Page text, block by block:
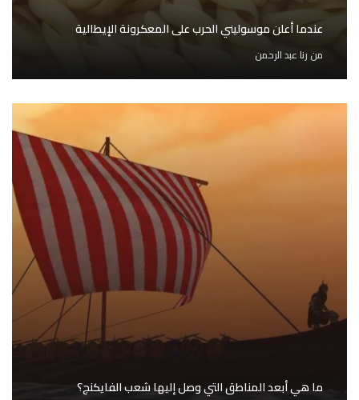
عندما أعلن موسوليني الحرب على المعكرونة الإيطالية
من رنا عبد الرحمن
ما هي أبعد المناطق التي وصل إليها شعب الفايكنج؟